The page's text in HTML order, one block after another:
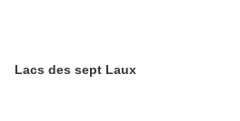
Lacs des sept Laux